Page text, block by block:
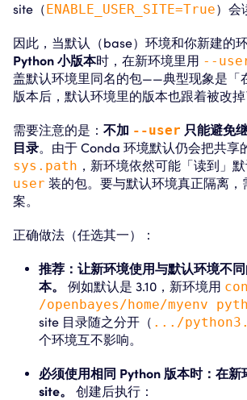
site（ENABLE_USER_SITE=True）会
因此，当默认（base）环境和你新建的
Python 小版本时，在新环境里用 --
盖默认环境里同名的包——典型现象是「
版本后，默认环境里的版本也跟着被改掉
需要注意的是： 不加 --user 只能避免
目录。由于 Conda 环境默认仍会把共享
sys.path ，新环境依然可能「读到」
user 装的包。要与默认环境真正隔离，
案。
正确做法（任选其一）：
推荐：让新环境使用与默认环境不
本。
例如默认是 3.10，新环境用
/openbayes/home/myenv
site 目录随之分开（ .../
个环境互不影响。
必须使用相同 Python 版本时：在
site。
创建后执行：